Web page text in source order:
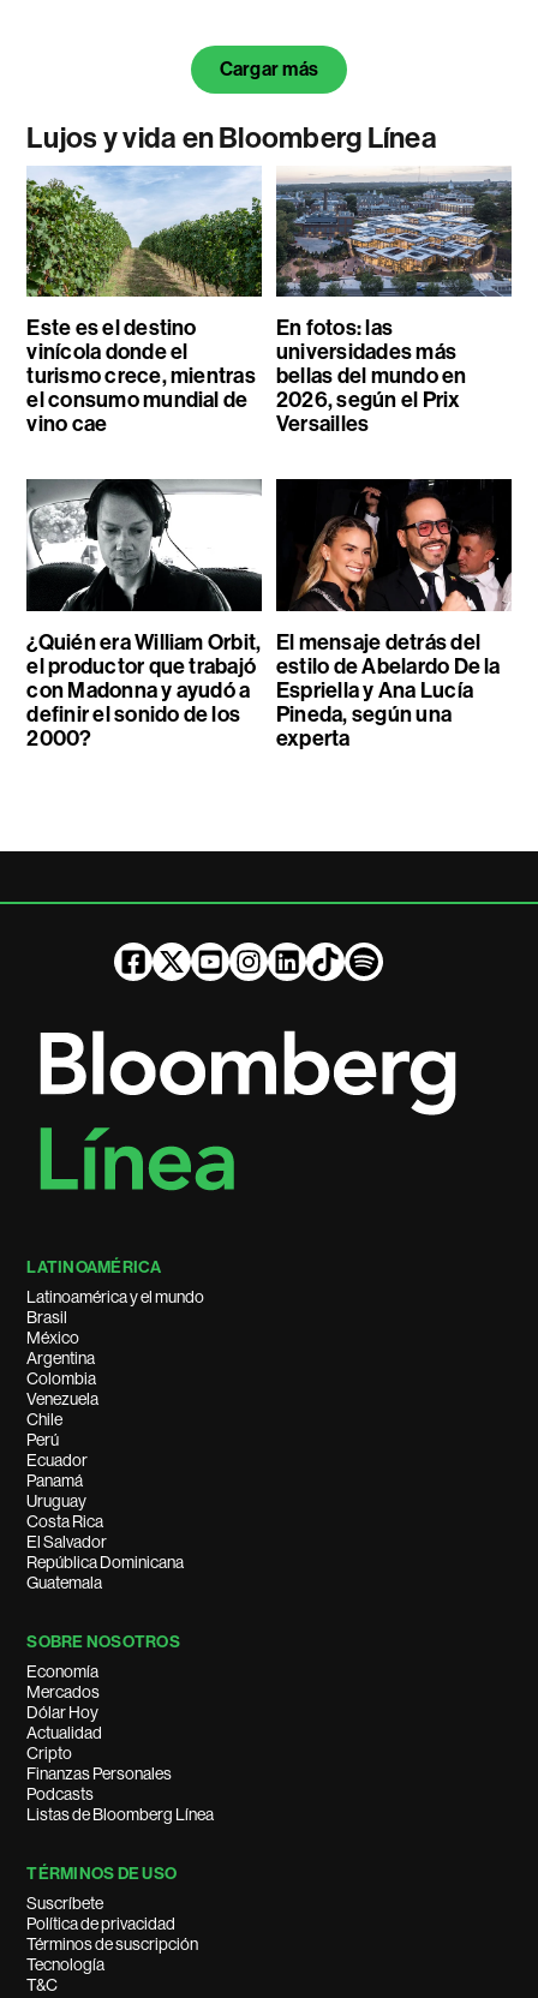
Cargar más
Lujos y vida en Bloomberg Línea
Este es el destino
vinícola donde el
turismo crece, mientras
el consumo mundial de
vino cae
En fotos: las
universidades más
bellas del mundo en
2026, según el Prix
Versailles
¿Quién era William Orbit,
el productor que trabajó
con Madonna y ayudó a
definir el sonido de los
2000?
El mensaje detrás del
estilo de Abelardo De la
Espriella y Ana Lucía
Pineda, según una
experta
LATINOAMÉRICA
Latinoamérica y el mundo
Brasil
México
Argentina
Colombia
Venezuela
Chile
Perú
Ecuador
Panamá
Uruguay
Costa Rica
El Salvador
República Dominicana
Guatemala
SOBRE NOSOTROS
Economía
Mercados
Dólar Hoy
Actualidad
Cripto
Finanzas Personales
Podcasts
Listas de Bloomberg Línea
TÉRMINOS DE USO
Suscríbete
Política de privacidad
Términos de suscripción
Tecnología
T&C